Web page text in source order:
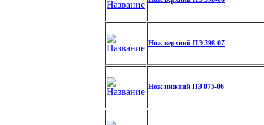
Нож верхний ПЭ 398-07
Нож нижний ПЭ 075-06